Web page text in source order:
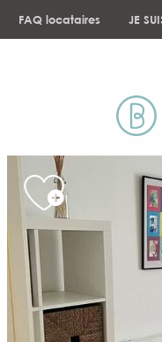
FAQ locataires JE